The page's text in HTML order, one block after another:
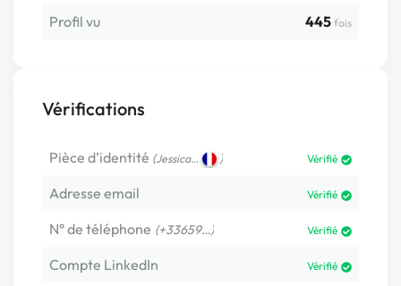
Profil vu
445 fois
Vérifications
Pièce d’identité (Jessica… ) Vérifié
Adresse email Vérifié
N° de téléphone (+33659…) Vérifié
Compte LinkedIn Vérifié